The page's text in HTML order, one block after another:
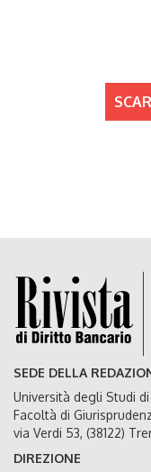
SEDE DELLA
Università degli Studi
Facoltà di
via Verdi 53, (38122)
DIREZIONE